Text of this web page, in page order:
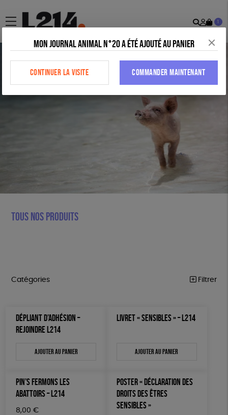
menu
Mon
1
Tous nos produits
Catégories Filtrer
OUTILS MILITANTS
CARTES
BROCHURES
Par défaut
Nouveauté
Disponibilité
Prix
0 € - 50 €
100 € - 150 €
150 € - 200 €
DÉPLIANT D’ADHÉSION –
REJOINDRE L214
Ajouter au panier
LIVRET « SENSIBLES » – L214
Ajouter au panier
PIN’S FERMONS LES
ABATTOIRS – L214
8,00 €
POSTER « DÉCLARATION DES
DROITS DES ÊTRES
SENSIBLES »
Mon journal animal n°20 a été ajouté au panier
CONTINUER LA VISITE COMMANDER MAINTENANT